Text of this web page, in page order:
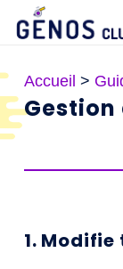
Accueil >
1.